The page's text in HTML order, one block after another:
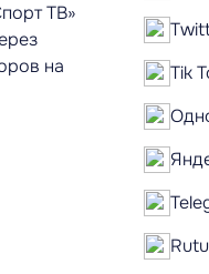
ТВ»
на
Tik